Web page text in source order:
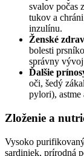
svalov počas
tukov a
inzulínu.
Ženské
bolesti
správny
Ďalšie
oči, šedý
pylori), astme
Zloženie a
Vysoko
sardiniek, prírodná